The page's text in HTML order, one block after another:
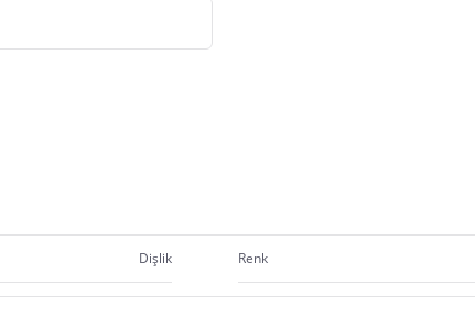
Dişlik Renk